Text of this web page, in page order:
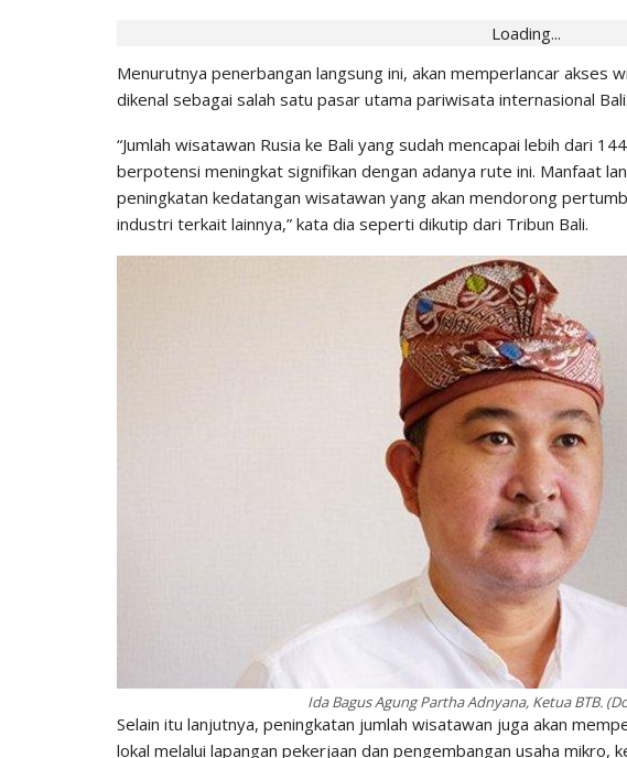
Loading...
Menurutnya penerbangan langsung ini, akan memperlancar akses
dikenal sebagai salah satu pasar utama pariwisata internasional Bali.
“Jumlah wisatawan Rusia ke Bali yang sudah mencapai lebih dari
berpotensi meningkat signifikan dengan adanya rute ini. Manfaat
peningkatan kedatangan wisatawan yang akan mendorong
industri terkait lainnya,” kata dia seperti dikutip dari Tribun Bali.
Ida Bagus Agung Partha Adnyana, Ketua BTB.
Selain itu lanjutnya, peningkatan jumlah wisatawan juga akan
lokal melalui lapangan pekerjaan dan pengembangan usaha mikro,